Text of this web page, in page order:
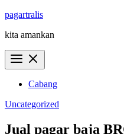
Skip
content
pagartralis
kita amankan
Cabang
Uncategorized
Jual pagar baja